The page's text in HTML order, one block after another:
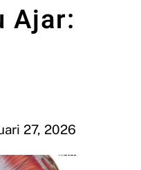
Ajar:
27, 2026